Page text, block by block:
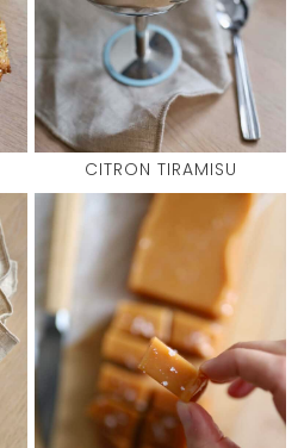
CITRON TIRAMISU